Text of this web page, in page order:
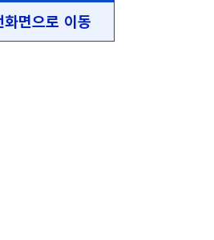
화면으로 이동